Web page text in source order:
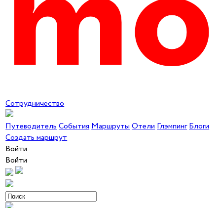
Сотрудничество
ПутеводительСобытияМаршрутыОтелиГлэмпингБлоги
Создать маршрут
Войти
Войти